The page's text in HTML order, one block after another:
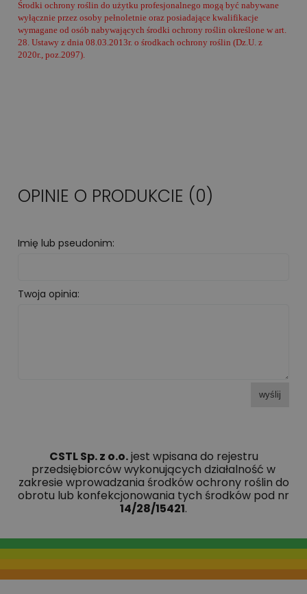
Środki ochrony roślin do użytku profesjonalnego mogą być nabywane
wyłącznie przez osoby pełnoletnie oraz posiadające kwalifikacje
wymagane od osób nabywających środki ochrony roślin określone w art.
28. Ustawy z dnia 08.03.2013r. o środkach ochrony roślin (Dz.U. z
2020r., poz.2097).
OPINIE O PRODUKCIE (0)
Imię lub pseudonim:
Twoja opinia:
wyślij
CSTL Sp. z o.o.jest wpisana do rejestru
przedsiębiorców wykonujących działalność w
zakresie wprowadzania środków ochrony roślin do
obrotu lub konfekcjonowania tych środków pod nr
14/28/15421.